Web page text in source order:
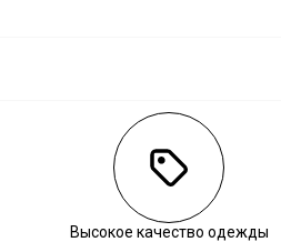
Высокое качество одежды